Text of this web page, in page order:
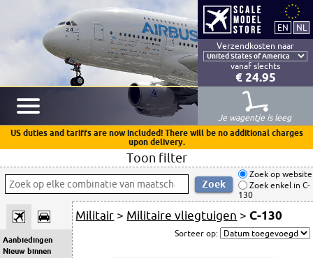
Verzendkosten naar
vanaf slechts
€ 24.95
Je wagentje is leeg
US duties and tariffs are now included! There will be no additional charges
upon delivery.
Toon filter
Zoek op website
Zoek enkel in C-
130
Aanbiedingen
Nieuw binnen
Militair > Militaire vliegtuigen >C-130
Sorteer op: